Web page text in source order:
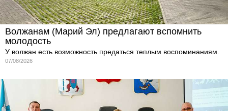
Волжанам (Марий Эл) предлагают вспомнить
молодость
У волжан есть возможность предаться теплым воспоминаниям.
07/08/2026